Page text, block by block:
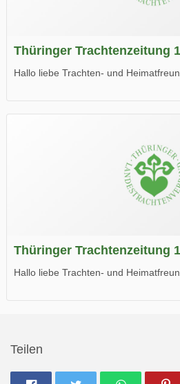
Thüringer Trachtenzeitung
Hallo liebe Trachten- und
Wir wünschen Euch viel Spaß beim
Thüringer Trachtenzeitung
Hallo liebe Trachten- und
Teilen